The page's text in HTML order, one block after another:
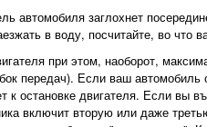
автомобиля заглохнет
в воду, посчитайте, во что
при этом, наоборот,
передач). Если ваш
к остановке двигателя. Если вы
включит вторую или даже